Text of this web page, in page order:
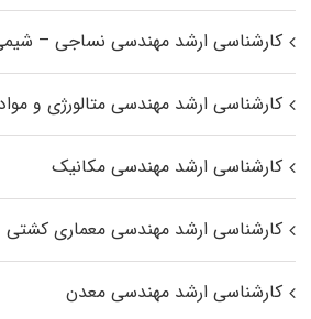
کارشناسی ارشد مهندسی نساجی –
کارشناسی ارشد مهندسی متالورژی و
کارشناسی ارشد مهندسی مکانیک
کارشناسی ارشد مهندسی معماری کشتی
کارشناسی ارشد مهندسی معدن